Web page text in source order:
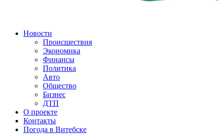
Новости
Происшествия
Экономика
Финансы
Политика
Авто
Общество
Бизнес
ДТП
О проекте
Контакты
Погода в Витебске